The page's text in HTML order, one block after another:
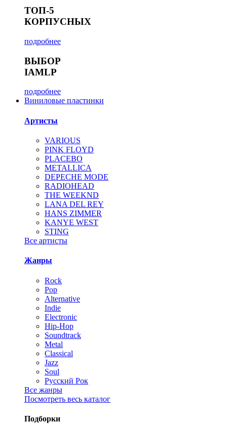
ТОП-5
КОРПУСНЫХ
подробнее
ВЫБОР
IAMLP
подробнее
Виниловые пластинки
Артисты
VARIOUS
PINK FLOYD
PLACEBO
METALLICA
DEPECHE MODE
RADIOHEAD
THE WEEKND
LANA DEL REY
HANS ZIMMER
KANYE WEST
STING
Все артисты
Жанры
Rock
Pop
Alternative
Indie
Electronic
Hip-Hop
Soundtrack
Metal
Classical
Jazz
Soul
Русский Рок
Все жанры
Посмотреть весь каталог
Подборки